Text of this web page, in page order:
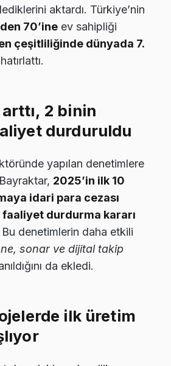
aktardı. Türkiye’nin
70’ine ev sahipliği
çeşitliliğinde dünyada 7.
2 binin
durduruldu
yapılan denetimlere
2025’in ilk 10
idari para cezası
faaliyet durdurma kararı
Bu denetimlerin daha etkili
sonar ve dijital takip
da ekledi.
ilk üretim